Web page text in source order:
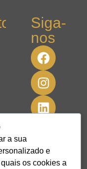
Siga-
nos
a sua
e
os cookies a